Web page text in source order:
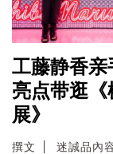
工藤静香亲
亮点带逛
展》
撰文 迷誠品內